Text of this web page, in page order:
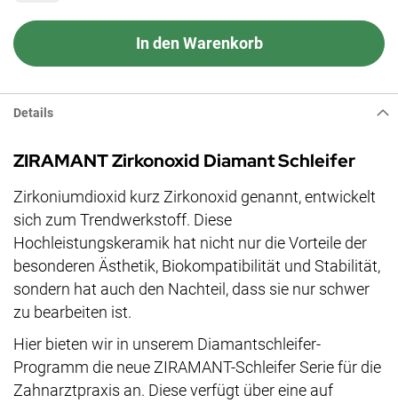
In den Warenkorb
Details
ZIRAMANT Zirkonoxid Diamant Schleifer
Zirkoniumdioxid kurz Zirkonoxid genannt, entwickelt
sich zum Trendwerkstoff. Diese
Hochleistungskeramik hat nicht nur die Vorteile der
besonderen Ästhetik, Biokompatibilität und Stabilität,
sondern hat auch den Nachteil, dass sie nur schwer
zu bearbeiten ist.
Hier bieten wir in unserem Diamantschleifer-
Programm die neue ZIRAMANT-Schleifer Serie für die
Zahnarztpraxis an. Diese verfügt über eine auf